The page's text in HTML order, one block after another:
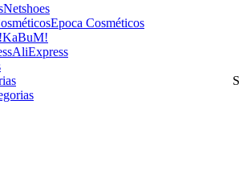
Netshoes
Epoca Cosméticos
KaBuM!
AliExpress